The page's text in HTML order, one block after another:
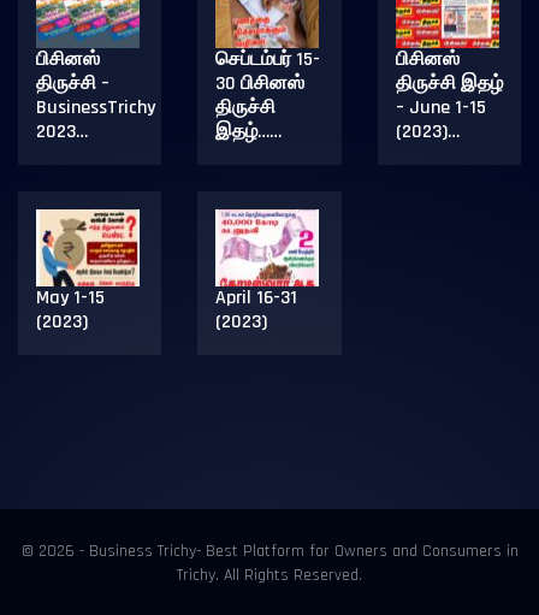
பிசினஸ்
திருச்சி –
BusinessTrichy
2023…
செப்டம்பர் 15-
30 பிசினஸ்
திருச்சி
இதழ்……
பிசினஸ்
திருச்சி இதழ்
– June 1-15
(2023)…
May 1-15
(2023)
April 16-31
(2023)
© 2026 - Business Trichy- Best Platform for Owners and Consumers in
Trichy. All Rights Reserved.